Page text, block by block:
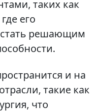
таких как
его
решающим
и на
такие как
что